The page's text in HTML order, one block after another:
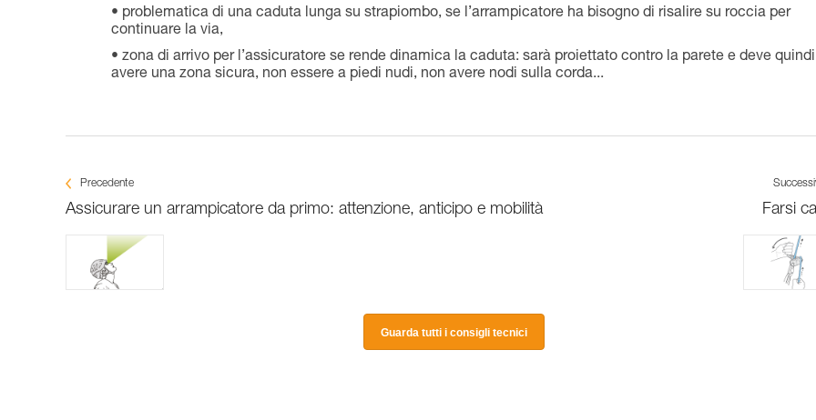
problematica di una caduta lunga su strapiombo, se l’arrampicatore ha bisogno di risalire su roccia per
continuare la via,
zona di arrivo per l’assicuratore se rende dinamica la caduta: sarà proiettato contro la parete e deve quindi
avere una zona sicura, non essere a piedi nudi, non avere nodi sulla corda...
Precedente
Assicurare un arrampicatore da primo: attenzione, anticipo e mobilità Farsi
Guarda tutti i consigli tecnici